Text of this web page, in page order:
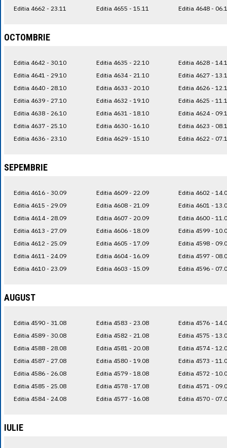
Editia 4662 - 23.11
Editia 4655 - 15.11
Editia 4648 -
OCTOMBRIE
Editia 4642 - 30.10
Editia 4641 - 29.10
Editia 4640 - 28.10
Editia 4639 - 27.10
Editia 4638 - 26.10
Editia 4637 - 25.10
Editia 4636 - 23.10
Editia 4635 - 22.10
Editia 4634 - 21.10
Editia 4633 - 20.10
Editia 4632 - 19.10
Editia 4631 - 18.10
Editia 4630 - 16.10
Editia 4629 - 15.10
Editia 4628 -
Editia 4627 -
Editia 4626 -
Editia 4625 -
Editia 4624 -
Editia 4623 -
Editia 4622 -
SEPEMBRIE
Editia 4616 - 30.09
Editia 4615 - 29.09
Editia 4614 - 28.09
Editia 4613 - 27.09
Editia 4612 - 25.09
Editia 4611 - 24.09
Editia 4610 - 23.09
Editia 4609 - 22.09
Editia 4608 - 21.09
Editia 4607 - 20.09
Editia 4606 - 18.09
Editia 4605 - 17.09
Editia 4604 - 16.09
Editia 4603 - 15.09
Editia 4602 -
Editia 4601 -
Editia 4600 -
Editia 4599 -
Editia 4598 -
Editia 4597 -
Editia 4596 -
AUGUST
Editia 4590 - 31.08
Editia 4589 - 30.08
Editia 4588 - 28.08
Editia 4587 - 27.08
Editia 4586 - 26.08
Editia 4585 - 25.08
Editia 4584 - 24.08
Editia 4583 - 23.08
Editia 4582 - 21.08
Editia 4581 - 20.08
Editia 4580 - 19.08
Editia 4579 - 18.08
Editia 4578 - 17.08
Editia 4577 - 16.08
Editia 4576 -
Editia 4575 -
Editia 4574 -
Editia 4573 -
Editia 4572 -
Editia 4571 -
Editia 4570 -
IULIE